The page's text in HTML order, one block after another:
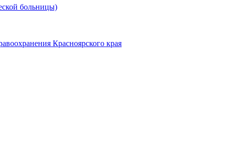
больницы)
Красноярского края